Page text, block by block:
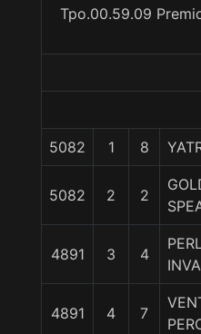
Tpo.00.59.09
5082 1 8
5082 2 2
4891 3 4
4891 4 7